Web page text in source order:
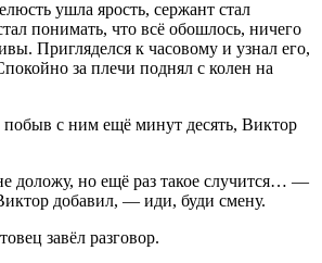
ушла ярость, сержант стал
понимать, что всё обошлось, ничего
Пригляделся к часовому и узнал его,
за плечи поднял с колен на
побыв с ним ещё минут десять, Виктор
доложу, но ещё раз такое случится… —
добавил, — иди, буди смену.
завёл разговор.